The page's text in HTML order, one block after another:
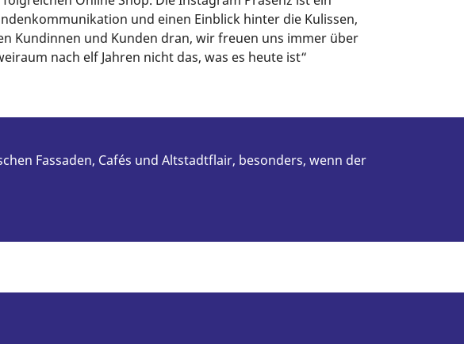
und einen Einblick hinter die Kulissen,
Kundinnen und Kunden dran, wir freuen uns immer über
nach elf Jahren nicht das, was es heute ist“
Fassaden, Cafés und Altstadtflair, besonders, wenn der